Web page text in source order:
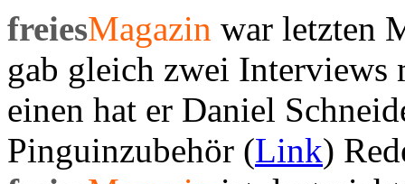
freiesMagazin war letzten
gab gleich zwei
einen hat er Daniel
Pinguinzubehör (Link)